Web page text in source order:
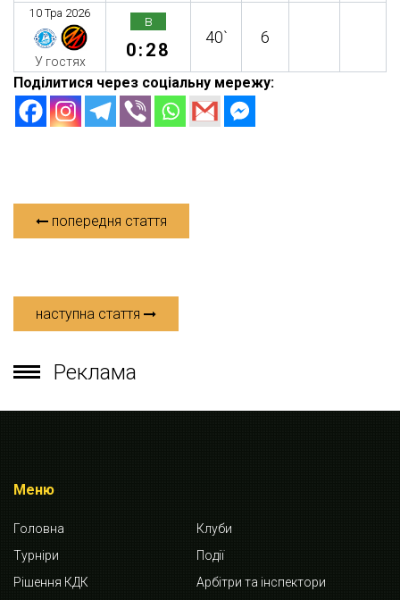
10 Тра 2026
У гостях
в
0:28
40` 6
Поділитися через соціальну мережу:
попередня стаття
наступна стаття
Реклама
Меню
Головна
Клуби
Турніри
Події
Рішення КДК
Арбітри та інспектори